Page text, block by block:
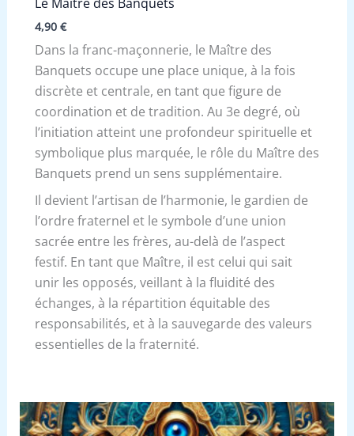
4,90 €
Dans la franc-maçonnerie, le Maître des
Banquets occupe une place unique, à la fois
discrète et centrale, en tant que figure de
coordination et de tradition. Au 3e degré, où
l’initiation atteint une profondeur spirituelle et
symbolique plus marquée, le rôle du Maître des
Banquets prend un sens supplémentaire.
Il devient l’artisan de l’harmonie, le gardien de
l’ordre fraternel et le symbole d’une union
sacrée entre les frères, au-delà de l’aspect
festif. En tant que Maître, il est celui qui sait
unir les opposés, veillant à la fluidité des
échanges, à la répartition équitable des
responsabilités, et à la sauvegarde des valeurs
essentielles de la fraternité.